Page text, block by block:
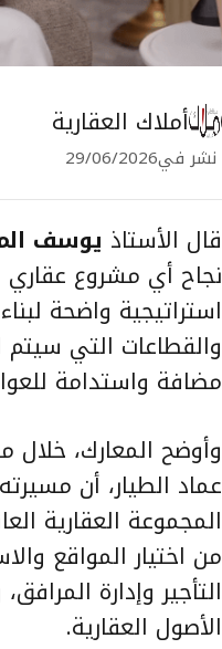
أملاك العقارية
نشر في29/06/2026
قال الأستاذ يوسف
نجاح أي مشروع عقاري
استراتيجية واضحة
والقطاعات التي سيتم
مضافة واستدامة
وأوضح المعارك، خلال
عماد الطيار، أن
المجموعة العقارية
من اختيار المواقع
التأجير وإدارة
الأصول العقارية.